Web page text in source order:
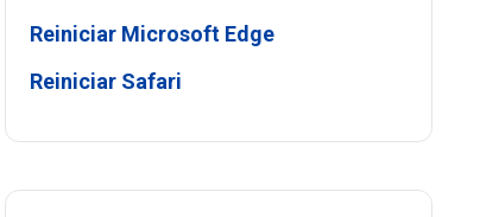
Reiniciar Microsoft Edge
Reiniciar Safari